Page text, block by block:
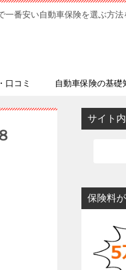
一番安い自動車保険を選ぶ方法
口コミ 自動車保険の基礎
サイト
保険料